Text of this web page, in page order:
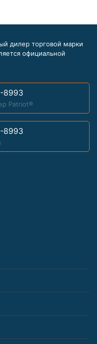
дилер торговой марки
официальной
8993
Patriot®
8993